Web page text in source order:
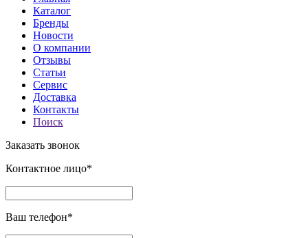
Каталог
Бренды
Новости
О компании
Отзывы
Статьи
Сервис
Доставка
Контакты
Поиск
Заказать звонок
Контактное лицо*
Ваш телефон*